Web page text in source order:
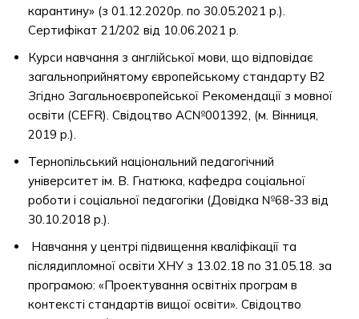
карантину» (з 01.12.2020р. по 30.05.2021 р.).
Сертифікат 21/202 від 10.06.2021 р.
Курси навчання з англійської мови, що відповідає
загальноприйнятому європейському стандарту В2
Згідно Загальноєвропейської Рекомендації з мовної
освіти (CEFR). Свідоцтво АС№001392, (м. Вінниця,
2019 р.).
Тернопільський національний педагогічний
університет ім. В. Гнатюка, кафедра соціальної
роботи і соціальної педагогіки (Довідка №68-33 від
30.10.2018 р.).
Навчання у центрі підвищення кваліфікації та
післядипломної освіти ХНУ з 13.02.18 по 31.05.18. за
програмою: «Проектування освітніх програм в
контексті стандартів вищої освіти». Свідоцтво